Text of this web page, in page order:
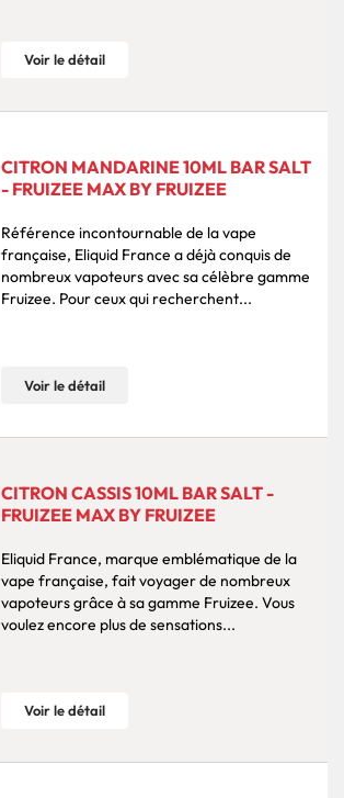
Voir le détail
CITRON MANDARINE 10ML BAR SALT
- FRUIZEE MAX BY FRUIZEE
Référence incontournable de la vape
française, Eliquid France a déjà conquis de
nombreux vapoteurs avec sa célèbre gamme
Fruizee. Pour ceux qui recherchent...
Voir le détail
CITRON CASSIS 10ML BAR SALT -
FRUIZEE MAX BY FRUIZEE
Eliquid France, marque emblématique de la
vape française, fait voyager de nombreux
vapoteurs grâce à sa gamme Fruizee. Vous
voulez encore plus de sensations...
Voir le détail